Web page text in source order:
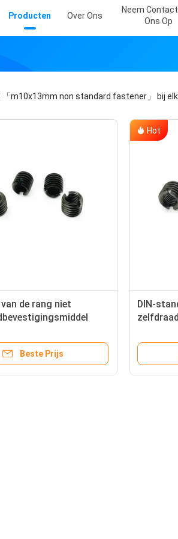
Producten Over Ons
Neem
Ons Op
「m10x13mm non standard fastener」 bij
de rang niet
Self-Tapping Ingepaste
Beste Prijs
Hot
DIN-